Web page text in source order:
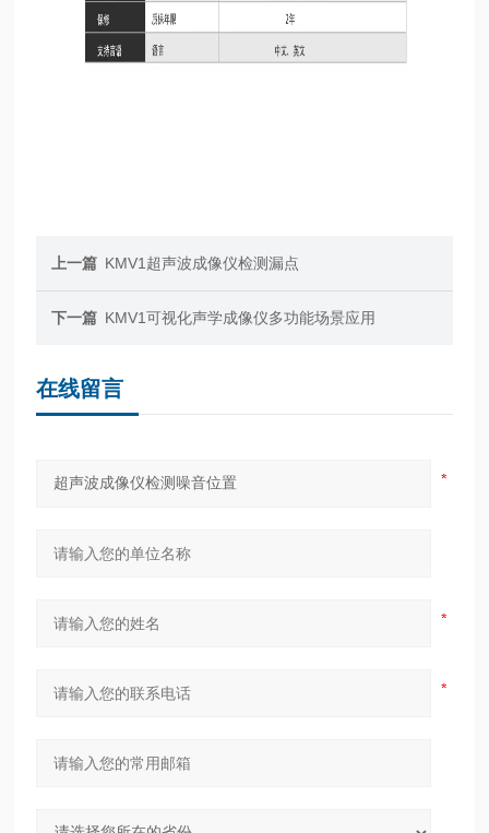
上一篇 KMV1超声波成像仪检测漏点
下一篇 KMV1可视化声学成像仪多功能场景应用
在线留言